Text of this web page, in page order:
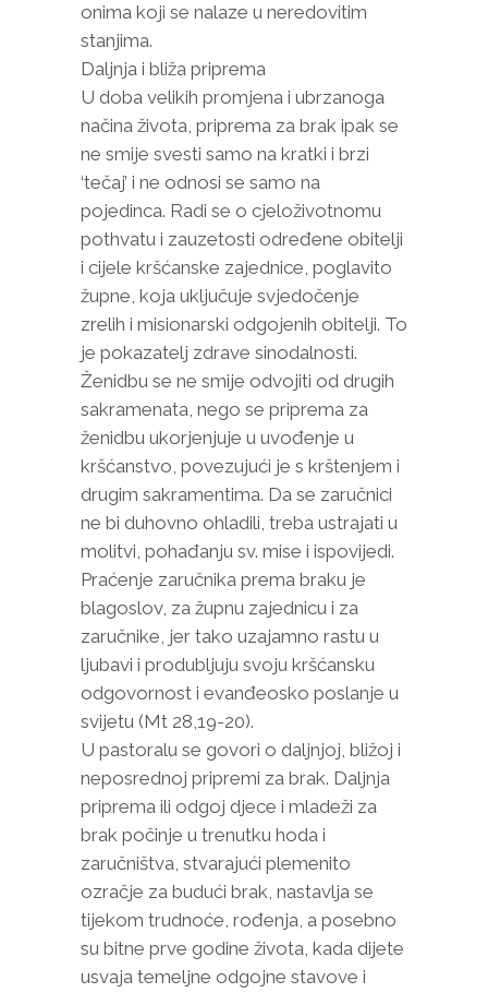
onima koji se nalaze u neredovitim
stanjima.
Daljnja i bliža priprema
U doba velikih promjena i ubrzanoga
načina života, priprema za brak ipak se
ne smije svesti samo na kratki i brzi
‘tečaj’ i ne odnosi se samo na
pojedinca. Radi se o cjeloživotnomu
pothvatu i zauzetosti određene obitelji
i cijele kršćanske zajednice, poglavito
župne, koja uključuje svjedočenje
zrelih i misionarski odgojenih obitelji. To
je pokazatelj zdrave sinodalnosti.
Ženidbu se ne smije odvojiti od drugih
sakramenata, nego se priprema za
ženidbu ukorjenjuje u uvođenje u
kršćanstvo, povezujući je s krštenjem i
drugim sakramentima. Da se zaručnici
ne bi duhovno ohladili, treba ustrajati u
molitvi, pohađanju sv. mise i ispovijedi.
Praćenje zaručnika prema braku je
blagoslov, za župnu zajednicu i za
zaručnike, jer tako uzajamno rastu u
ljubavi i produbljuju svoju kršćansku
odgovornost i evanđeosko poslanje u
svijetu (Mt 28,19-20).
U pastoralu se govori o daljnjoj, bližoj i
neposrednoj pripremi za brak. Daljnja
priprema ili odgoj djece i mladeži za
brak počinje u trenutku hoda i
zaručništva, stvarajući plemenito
ozračje za budući brak, nastavlja se
tijekom trudnoće, rođenja, a posebno
su bitne prve godine života, kada dijete
usvaja temeljne odgojne stavove i